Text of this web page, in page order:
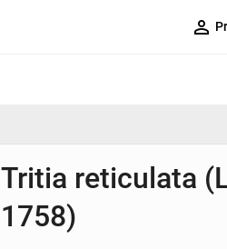
person_outline
Tritia reticulata
1758)